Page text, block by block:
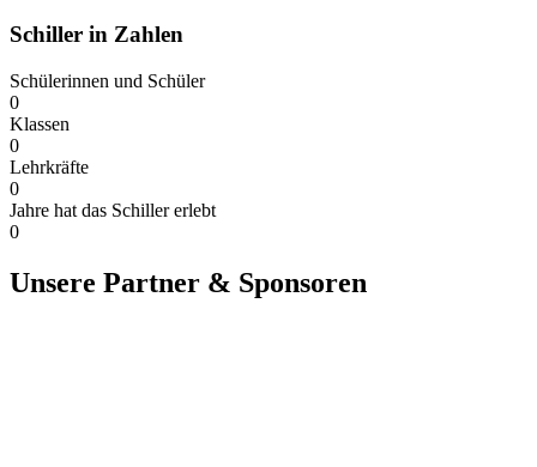
Schiller in Zahlen
Schülerinnen und Schüler
0
Klassen
0
Lehrkräfte
0
Jahre hat das Schiller erlebt​
0
Unsere Partner & Sponsoren